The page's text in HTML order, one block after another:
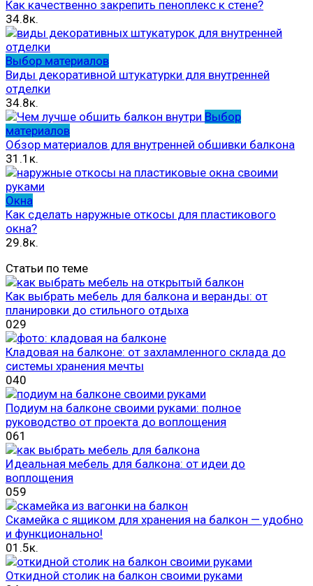
Как качественно закрепить пеноплекс к стене?
34.8к.
Выбор материалов
Виды декоративной штукатурки для внутренней
отделки
34.8к.
Выбор
материалов
Обзор материалов для внутренней обшивки балкона
31.1к.
Окна
Как сделать наружные откосы для пластикового
окна?
29.8к.
Статьи по теме
Как выбрать мебель для балкона и веранды: от
планировки до стильного отдыха
029
Кладовая на балконе: от захламленного склада до
системы хранения мечты
040
Подиум на балконе своими руками: полное
руководство от проекта до воплощения
061
Идеальная мебель для балкона: от идеи до
воплощения
059
Скамейка с ящиком для хранения на балкон — удобно
и функционально!
01.5к.
Откидной столик на балкон своими руками